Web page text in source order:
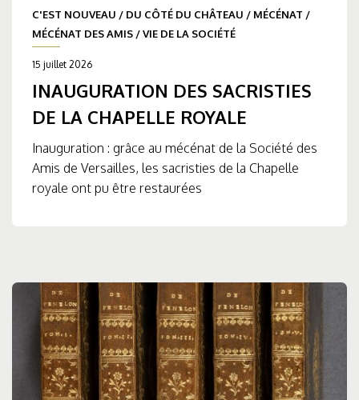
C'EST NOUVEAU / DU CÔTÉ DU CHÂTEAU / MÉCÉNAT /
MÉCÉNAT DES AMIS /VIE DE LA SOCIÉTÉ
15 juillet 2026
INAUGURATION DES SACRISTIES
DE LA CHAPELLE ROYALE
Inauguration : grâce au mécénat de la Société des
Amis de Versailles, les sacristies de la Chapelle
royale ont pu être restaurées